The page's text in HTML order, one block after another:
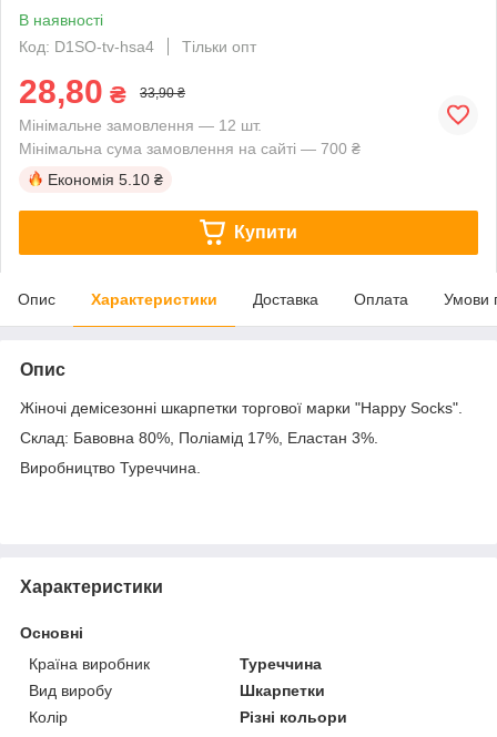
В наявності
Код: D1SO-tv-hsa4
Тільки опт
28,80 ₴ 33,90 ₴
Мінімальне замовлення — 12 шт.
Мінімальна сума замовлення на сайті — 700 ₴
Економія 5.10 ₴
Купити
Опис Характеристики Доставка Оплата Умови
Опис
Жіночі демісезонні шкарпетки торгової марки "Happy Socks".
Склад: Бавовна 80%, Поліамід 17%, Еластан 3%.
Виробництво Туреччина.
Характеристики
Основні
Країна виробник
Туреччина
Вид виробу
Шкарпетки
Колір
Різні кольори